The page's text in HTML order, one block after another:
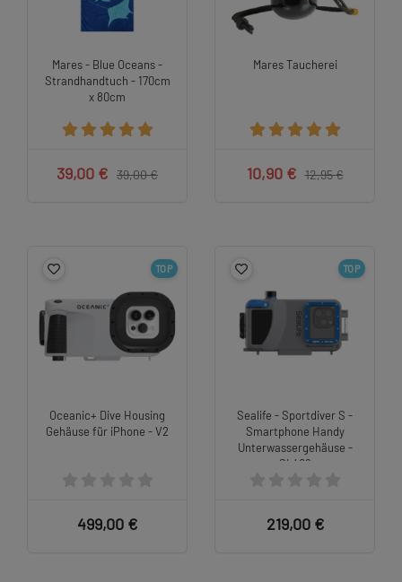
Mares - Blue Oceans -
Strandhandtuch - 170cm
x 80cm
39,00 € 39,00 €
Mares Taucherei
10,90 € 12,95 €
TOP
Oceanic+ Dive Housing
Gehäuse für iPhone - V2
499,00 €
TOP
Sealife - Sportdiver S -
Smartphone Handy
Unterwassergehäuse -
SL408
219,00 €